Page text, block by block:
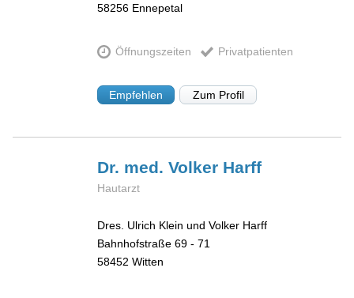
58256 Ennepetal
Öffnungszeiten Privatpatienten
Empfehlen Zum Profil
Dr. med. Volker Harff
Hautarzt
Dres. Ulrich Klein und Volker Harff
Bahnhofstraße 69 - 71
58452 Witten